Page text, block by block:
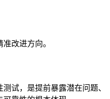
改进方向。
试，是提前暴露潜在问题、